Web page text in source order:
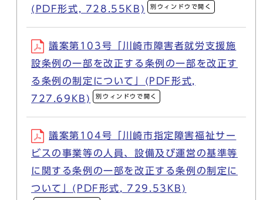
(PDF形式, 728.55KB)
別ウィンドウで開く
議案第103号「川崎市障害者就労支援施
設条例の一部を改正する条例の一部を改正す
る条例の制定について」(PDF形式,
727.69KB)
別ウィンドウで開く
議案第104号「川崎市指定障害福祉サー
ビスの事業等の人員、設備及び運営の基準等
に関する条例の一部を改正する条例の制定に
ついて」(PDF形式, 729.53KB)